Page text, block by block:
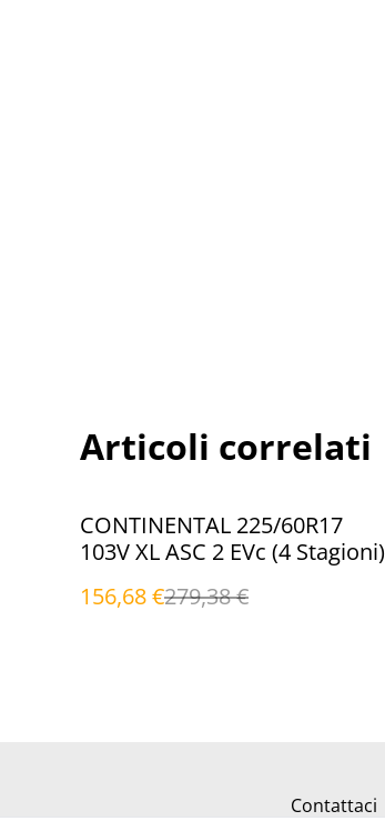
Articoli correlati
%
CONTINENTAL 225/60R17
103V XL ASC 2 EVc (4 Stagioni)
156,68 €279,38 €
Contattaci